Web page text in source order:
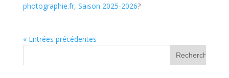
photographie.fr, Saison 2025-2026?
« Entrées précédentes